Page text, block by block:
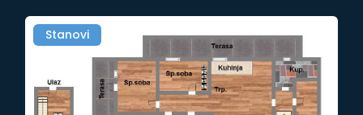
Stanovi